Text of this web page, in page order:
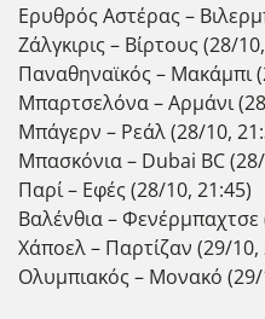
Ερυθρός Αστέρας –
Ζάλγκιρις – Βίρτους (28/
Παναθηναϊκός – Μακάμπι
Μπαρτσελόνα – Αρμάνι
Μπάγερν – Ρεάλ (28/10,
Μπασκόνια – Dubai BC
Παρί – Εφές (28/10, 21:45)
Βαλένθια – Φενέρμπαχτσε
Χάποελ – Παρτίζαν (29/10,
Ολυμπιακός – Μονακό (29/